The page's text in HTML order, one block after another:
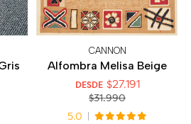
CANNON
Alfombra Melisa Beige
DESDE $27.191
$31.990
5.0